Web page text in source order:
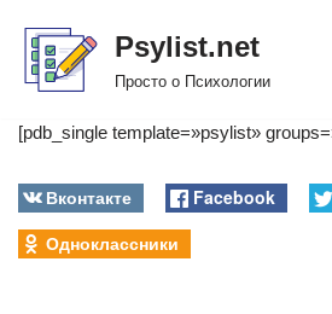
Перейти
содержимому
Psylist.net
Просто о Психологии
[pdb_single template=»psylist»
Вконтакте Facebook
Одноклассники